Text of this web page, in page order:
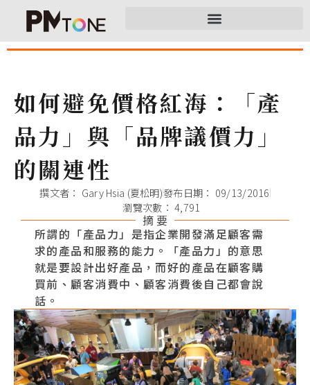
如何避免價格紅海：「產
品力」與「品牌議價力」
的關連性
撰文者： Gary Hsia (夏松明)發布日期： 09/13/2016
瀏覽次數： 4,791
摘 要
所謂的「產品力」是指企業開發滿足顧客需
求的產品和服務的能力。「產品力」的意思
就是要設計出好產品，而好的產品在顧客購
買前、顧客消費中、顧客消費後自己都會說
話。